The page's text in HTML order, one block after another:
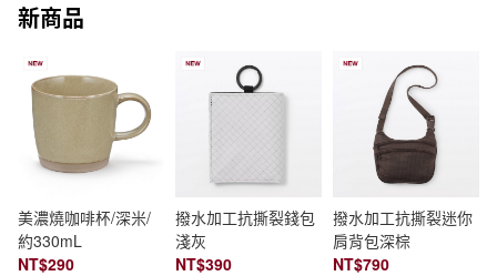
新商品
美濃燒咖啡杯/深米/
約330mL
NT$290
撥水加工抗撕裂錢包
淺灰
NT$390
撥水加工抗撕裂迷你
肩背包深棕
NT$790